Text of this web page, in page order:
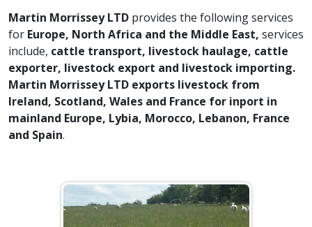
Martin Morrissey LTD provides the following services
for Europe, North Africa and the Middle East, services
include, cattle transport, livestock haulage, cattle
exporter, livestock export and livestock importing.
Martin Morrissey LTD exports livestock from
Ireland, Scotland, Wales and France for inport in
mainland Europe, Lybia, Morocco, Lebanon, France
and Spain.